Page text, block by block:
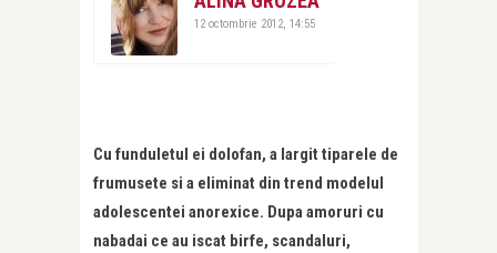
12 octombrie 2012, 14:55
Cu funduletul ei dolofan, a largit tiparele de
frumusete si a eliminat din trend modelul
adolescentei anorexice. Dupa amoruri cu
nabadai ce au iscat birfe, scandaluri,